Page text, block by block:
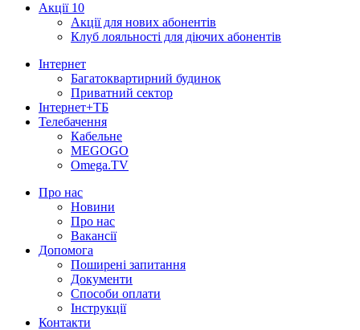
Акції 10
Акції для нових абонентів
Клуб лояльності для діючих абонентів
Інтернет
Багатоквартирний будинок
Приватний сектор
Інтернет+ТБ
Телебачення
Кабельне
MEGOGO
Omega.TV
Про нас
Новини
Про нас
Вакансії
Допомога
Поширені запитання
Документи
Способи оплати
Інструкції
Контакти